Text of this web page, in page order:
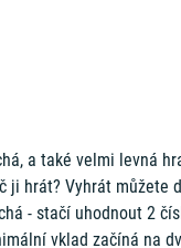
a také velmi levná
ji hrát? Vyhrát můžete
- stačí uhodnout 2
vklad začíná na